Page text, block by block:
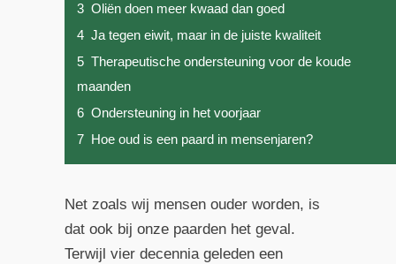
3 Oliën doen meer kwaad dan goed
4 Ja tegen eiwit, maar in de juiste kwaliteit
5 Therapeutische ondersteuning voor de koude
maanden
6 Ondersteuning in het voorjaar
7 Hoe oud is een paard in mensenjaren?
Net zoals wij mensen ouder worden, is
dat ook bij onze paarden het geval.
Terwijl vier decennia geleden een